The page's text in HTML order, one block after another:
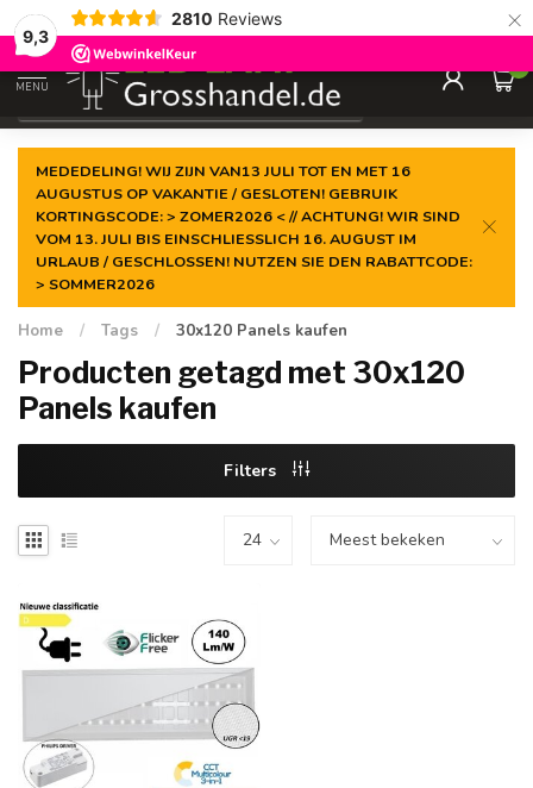
9,3
2810 Reviews ×
Gegarandeerde delaagste prijs
MENU
0
MEDEDELING! WIJ ZIJN VAN13 JULI TOT EN MET 16
AUGUSTUS OP VAKANTIE / GESLOTEN! GEBRUIK
KORTINGSCODE: > ZOMER2026 < // ACHTUNG! WIR SIND
VOM 13. JULI BIS EINSCHLIESSLICH 16. AUGUST IM
URLAUB / GESCHLOSSEN! NUTZEN SIE DEN RABATTCODE:
> SOMMER2026
Home / Tags / 30x120 Panels kaufen
Producten getagd met 30x120
Panels kaufen
Filters